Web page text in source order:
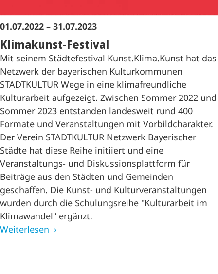
01.07.2022 – 31.07.2023
Klimakunst-Festival
Mit seinem Städtefestival Kunst.Klima.Kunst hat das
Netzwerk der bayerischen Kulturkommunen
STADTKULTUR Wege in eine klimafreundliche
Kulturarbeit aufgezeigt. Zwischen Sommer 2022 und
Sommer 2023 entstanden landesweit rund 400
Formate und Veranstaltungen mit Vorbildcharakter.
Der Verein STADTKULTUR Netzwerk Bayerischer
Städte hat diese Reihe initiiert und eine
Veranstaltungs- und Diskussionsplattform für
Beiträge aus den Städten und Gemeinden
geschaffen. Die Kunst- und Kulturveranstaltungen
wurden durch die Schulungsreihe "Kulturarbeit im
Klimawandel" ergänzt.
Weiterlesen